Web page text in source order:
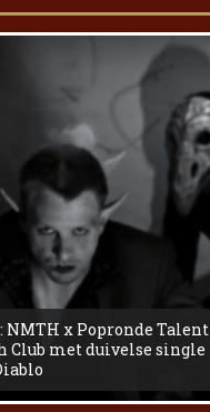
x Popronde Talent
Club met duivelse single